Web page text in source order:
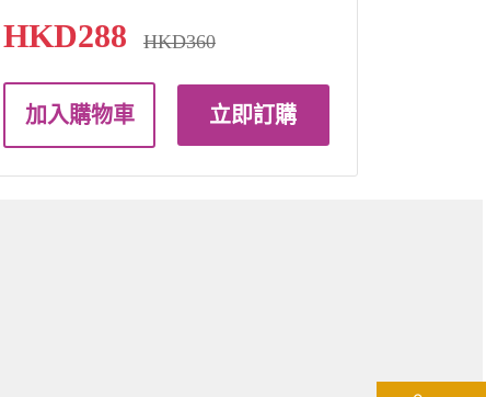
HKD288 HKD360
加入購物車 立即訂購